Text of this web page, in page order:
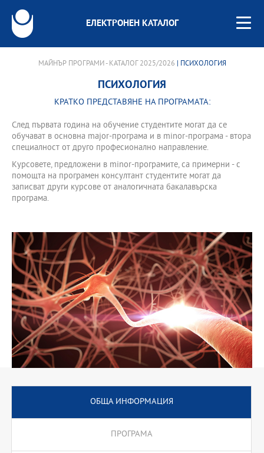
ЕЛЕКТРОНЕН КАТАЛОГ
МАЙНЪР ПРОГРАМИ - КАТАЛОГ 2025/2026 | ПСИХОЛОГИЯ
ПСИХОЛОГИЯ
КРАТКО ПРЕДСТАВЯНЕ НА ПРОГРАМАТА:
След първата година на обучение студентите могат да се
обучават в основна major-програма и в minor-програма - втора
специалност от друго професионално направление.
Курсовете, предложени в minor-програмите, са примерни - с
помощта на програмен консултант студентите могат да
записват други курсове от аналогичната бакалавърска
програма.
ОБЩА ИНФОРМАЦИЯ
ПРОГРАМА